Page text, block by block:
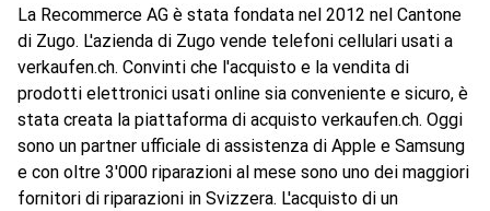
La Recommerce AG è stata fondata nel 2012 nel Cantone
di Zugo. L'azienda di Zugo vende telefoni cellulari usati a
verkaufen.ch. Convinti che l'acquisto e la vendita di
prodotti elettronici usati online sia conveniente e sicuro, è
stata creata la piattaforma di acquisto verkaufen.ch. Oggi
sono un partner ufficiale di assistenza di Apple e Samsung
e con oltre 3'000 riparazioni al mese sono uno dei maggiori
fornitori di riparazioni in Svizzera. L'acquisto di un